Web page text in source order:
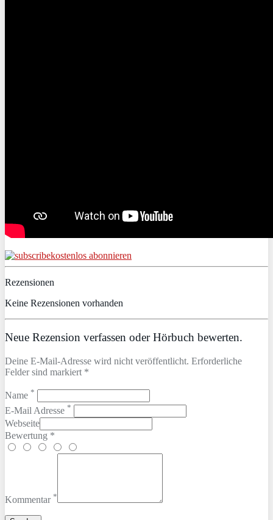
kostenlos abonnieren
Rezensionen
Keine Rezensionen vorhanden
Neue Rezension verfassen oder Hörbuch bewerten.
Deine E-Mail-Adresse wird nicht veröffentlicht. Erforderliche
Felder sind markiert *
Name *
E-Mail Adresse *
Webseite
Bewertung *
Kommentar *